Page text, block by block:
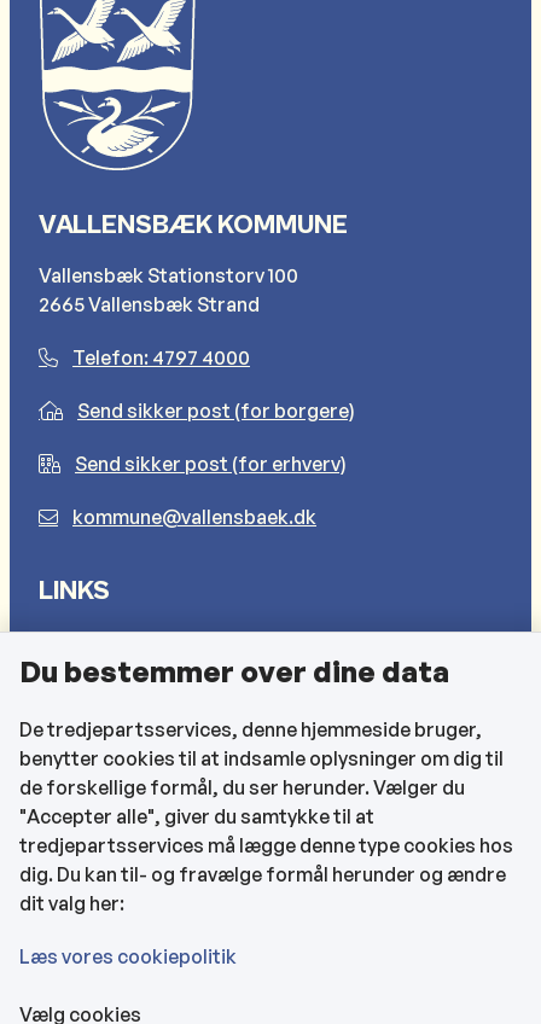
VALLENSBÆK KOMMUNE
Vallensbæk Stationstorv 100
2665 Vallensbæk Strand
Telefon: 4797 4000
Send sikker post (for borgere)
Send sikker post (for erhverv)
kommune@vallensbaek.dk
LINKS
Cookies
Find EAN-numre
CVR og bankoplysninger
Tilgængelighedserklæring
KONTAKTOPLYSNINGER
Rådhuset
Du bestemmer over dine data
De tredjepartsservices, denne hjemmeside bruger,
benytter cookies til at indsamle oplysninger om dig til
de forskellige formål, du ser herunder. Vælger du
"Accepter alle", giver du samtykke til at
tredjepartsservices må lægge denne type cookies hos
dig. Du kan til- og fravælge formål herunder og ændre
dit valg her:
Læs vores cookiepolitik
Vælg cookies